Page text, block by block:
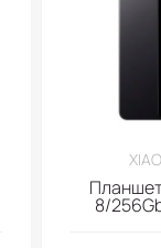
Планшет
8/